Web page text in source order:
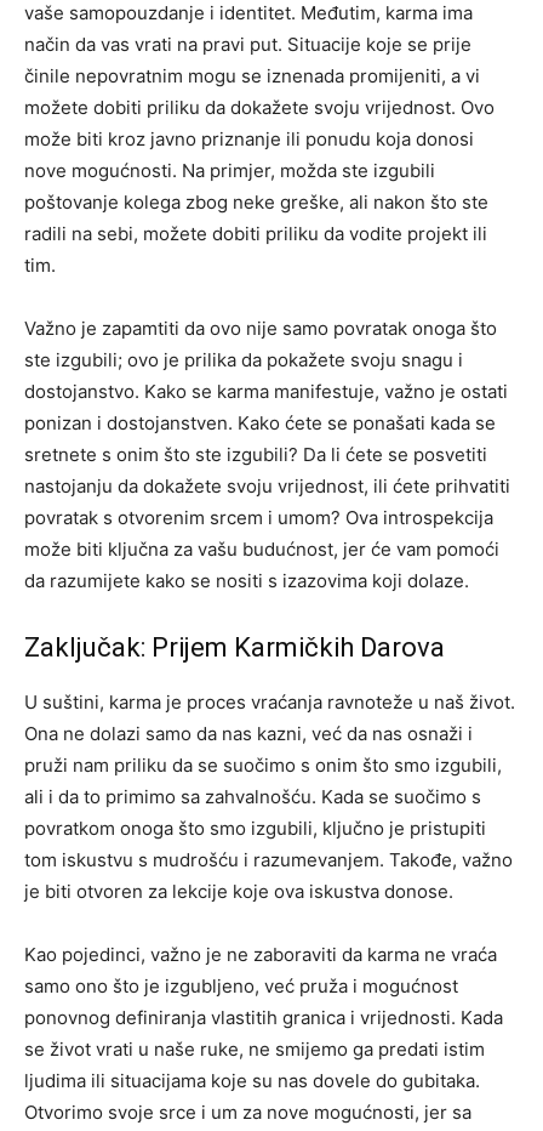
vaše samopouzdanje i identitet. Međutim, karma ima
način da vas vrati na pravi put. Situacije koje se prije
činile nepovratnim mogu se iznenada promijeniti, a vi
možete dobiti priliku da dokažete svoju vrijednost. Ovo
može biti kroz javno priznanje ili ponudu koja donosi
nove mogućnosti. Na primjer, možda ste izgubili
poštovanje kolega zbog neke greške, ali nakon što ste
radili na sebi, možete dobiti priliku da vodite projekt ili
tim.
Važno je zapamtiti da ovo nije samo povratak onoga što
ste izgubili; ovo je prilika da pokažete svoju snagu i
dostojanstvo. Kako se karma manifestuje, važno je ostati
ponizan i dostojanstven. Kako ćete se ponašati kada se
sretnete s onim što ste izgubili? Da li ćete se posvetiti
nastojanju da dokažete svoju vrijednost, ili ćete prihvatiti
povratak s otvorenim srcem i umom? Ova introspekcija
može biti ključna za vašu budućnost, jer će vam pomoći
da razumijete kako se nositi s izazovima koji dolaze.
Zaključak: Prijem Karmičkih Darova
U suštini, karma je proces vraćanja ravnoteže u naš život.
Ona ne dolazi samo da nas kazni, već da nas osnaži i
pruži nam priliku da se suočimo s onim što smo izgubili,
ali i da to primimo sa zahvalnošću. Kada se suočimo s
povratkom onoga što smo izgubili, ključno je pristupiti
tom iskustvu s mudrošću i razumevanjem. Takođe, važno
je biti otvoren za lekcije koje ova iskustva donose.
Kao pojedinci, važno je ne zaboraviti da karma ne vraća
samo ono što je izgubljeno, već pruža i mogućnost
ponovnog definiranja vlastitih granica i vrijednosti. Kada
se život vrati u naše ruke, ne smijemo ga predati istim
ljudima ili situacijama koje su nas dovele do gubitaka.
Otvorimo svoje srce i um za nove mogućnosti, jer sa